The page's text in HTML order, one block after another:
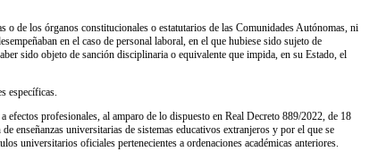
de los órganos constitucionales o estatutarios de las Comunidades Autónomas, ni
en el caso de personal laboral, en el que hubiese sido sujeto de
sido objeto de sanción disciplinaria o equivalente que impida, en su Estado, el
específicas.
efectos profesionales, al amparo de lo dispuesto en Real Decreto 889/2022, de 18
enseñanzas universitarias de sistemas educativos extranjeros y por el que se
universitarios oficiales pertenecientes a ordenaciones académicas anteriores.